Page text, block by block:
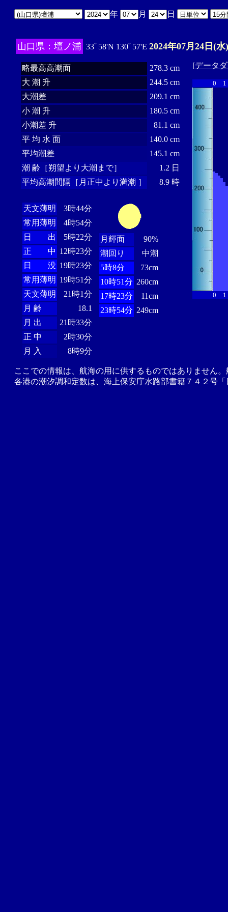
年 月 日
山口県：壇ノ浦 33ﾟ58'N 130ﾟ57'E 2024年07月24日(水)
略最高高潮面
278.3 cm
大 潮 升
244.5 cm
大潮差
209.1 cm
小 潮 升
180.5 cm
小潮差 升
81.1 cm
平 均 水 面
140.0 cm
平均潮差
145.1 cm
潮 齢［朔望より大潮まで］
1.2 日
平均高潮間隔［月正中より満潮 ］
8.9 時
天文薄明
3時44分
常用薄明
4時54分
日 出
5時22分
正 中 12時23分
日 没 19時23分
常用薄明 19時51分
天文薄明
21時1分
月 齢
18.1
月 出
21時33分
正 中
2時30分
月 入
8時9分
月輝面
90%
潮回り
中潮
5時8分
73cm
10時51分 260cm
17時23分
11cm
23時54分 249cm
[データ
0 1
0 1
ここでの情報は、航海の用に供するものではありません
各港の潮汐調和定数は、海上保安庁水路部書籍７４２号